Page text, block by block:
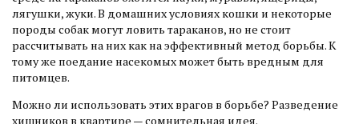
лягушки, жуки. В домашних условиях кошки и некоторые
породы собак могут ловить тараканов, но не стоит
рассчитывать на них как на эффективный метод борьбы. К
тому же поедание насекомых может быть вредным для
питомцев.
Можно ли использовать этих врагов в борьбе? Разведение
хищников в квартире — сомнительная идея.